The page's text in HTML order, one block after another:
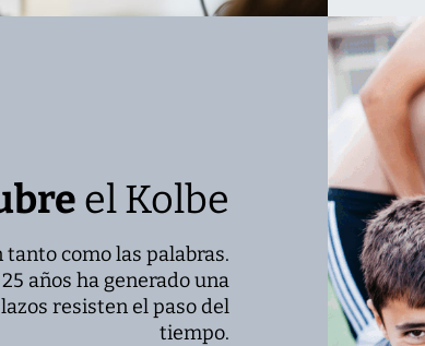
el Kolbe
tanto como las palabras.
años ha generado una
resisten el paso del
tiempo.